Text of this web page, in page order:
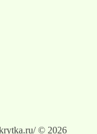
© 2026